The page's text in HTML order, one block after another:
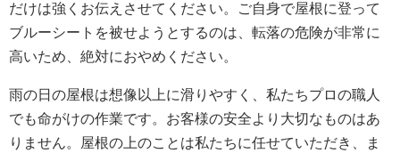
だけは強くお伝えさせてください。ご自身で屋根に登って
ブルーシートを被せようとするのは、転落の危険が非常に
高いため、絶対におやめください。
雨の日の屋根は想像以上に滑りやすく、私たちプロの職人
でも命がけの作業です。お客様の安全より大切なものはあ
りません。屋根の上のことは私たちに任せていただき、ま